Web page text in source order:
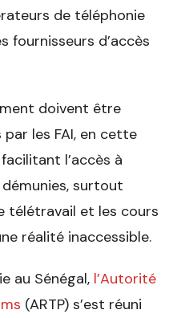
de téléphonie
fournisseurs d’accès
doivent être
les FAI, en cette
l’accès à
surtout
télétravail et les cours
réalité inaccessible.
au Sénégal, l’Autorité
(ARTP) s’est réuni